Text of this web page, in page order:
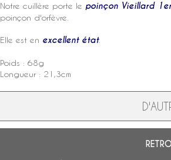
Notre cuillère porte le poinçon Vieillard
poinçon d'orfèvre
Elle est en excellent état.
Poids : 68g
Longueur : 21,3cm